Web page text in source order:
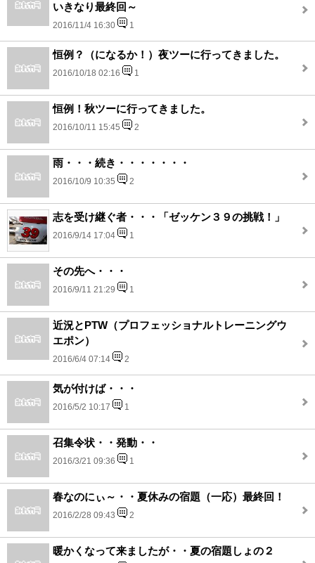
いきなり最終回～
2016/11/4 16:30 1
恒例？（になるか！）夜ツーに行ってきました。
2016/10/18 02:16 1
恒例！秋ツーに行ってきました。
2016/10/11 15:45 2
雨・・・続き・・・・・・・
2016/10/9 10:35 2
志を受け継ぐ者・・・「ゼッケン３９の挑戦！」
2016/9/14 17:04 1
その先へ・・・
2016/9/11 21:29 1
近況とPTW（プロフェッショナルトレーニングウ
エポン）
2016/6/4 07:14 2
気が付けば・・・
2016/5/2 10:17 1
召集令状・・発動・・
2016/3/21 09:36 1
春なのにぃ～・・夏休みの宿題（一応）最終回！
2016/2/28 09:43 2
暖かくなって来ましたが・・夏の宿題しょの２